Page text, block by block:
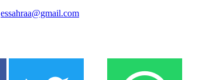
essahraa@gmail.com